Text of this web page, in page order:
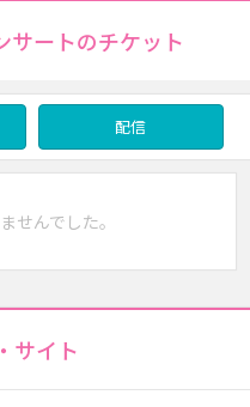
サートのチケット
配信
せんでした。
サイト